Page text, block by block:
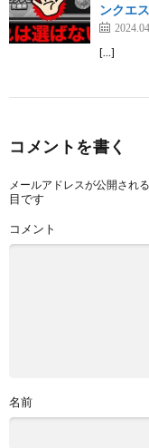
ンクエ
[…]
コメントを書く
メールアドレスが公開され
目です
コメント
名前